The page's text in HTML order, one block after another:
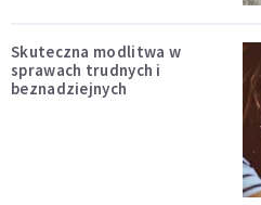
Skuteczna modlitwa w
sprawach trudnych i
beznadziejnych